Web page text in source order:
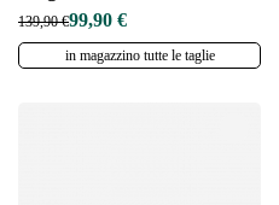
Cambia regione
139,90 €99,90 €
in magazzino tutte le taglie